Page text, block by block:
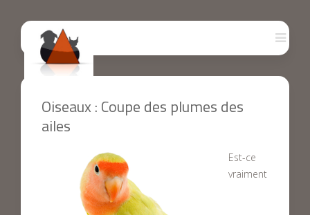
Oiseaux : Coupe des plumes des
ailes
Est-ce
vraiment